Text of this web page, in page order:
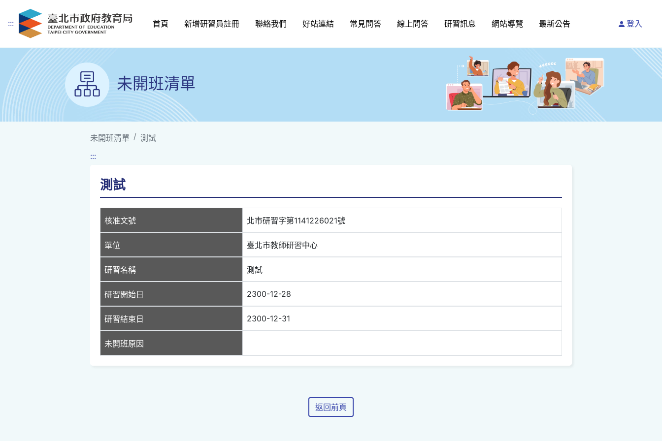
跳到主要內容
::: 首頁 新增研習員註冊 聯絡我們 好站連結 常見問答 線上問答 研習訊息 網站導覽 最新公告 登入
未開班清單
未開班清單
測試
:::
測試
核准文號 北市研習字第1141226021號
單位 臺北市教師研習中心
研習名稱 測試
研習開始日 2300-12-28
研習結束日 2300-12-31
未開班原因
返回前頁